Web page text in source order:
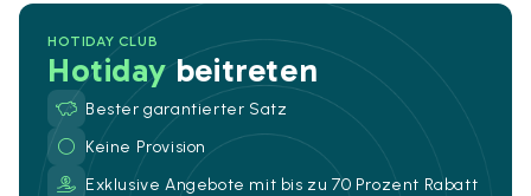
HOTIDAY CLUB
Hotidaybeitreten
Bester garantierter Satz
Keine Provision
Exklusive Angebote mit bis zu 70 Prozent Rabatt